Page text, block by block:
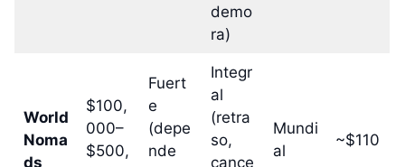
demo
ra)
World
Noma
ds
$100,
000–
$500,
Fuert
e
(depe
nde
Integr
al
(retra
so,
cance
Mundi
al
~$110